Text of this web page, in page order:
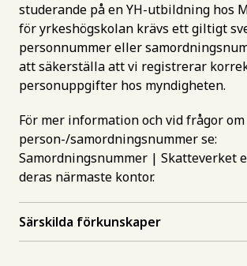
studerande på en YH-utbildning hos
för yrkeshögskolan krävs ett giltigt
personnummer eller
att säkerställa att vi registrerar
personuppgifter hos myndigheten.
För mer information och vid frågor om
person-/samordningsnummer se:
Samordningsnummer | Skatteverket
deras närmaste kontor.
Särskilda förkunskaper